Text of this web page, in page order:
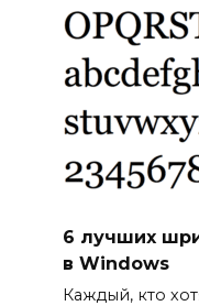
6 лучших
в Windows
Каждый, кто